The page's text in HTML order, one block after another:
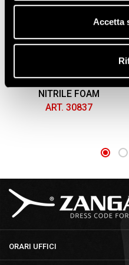
Accetta
NITRILE FOAM
ART. 30837
ORARI UFFICI